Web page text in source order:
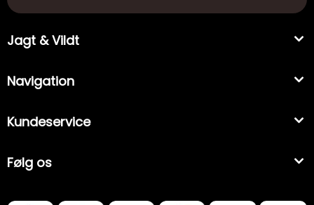
Jagt & Vildt
Navigation
Kundeservice
Følg os